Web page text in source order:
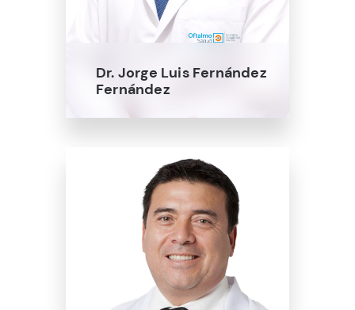
Dr. Jorge Luis Fernández
Fernández